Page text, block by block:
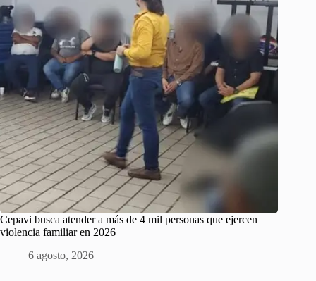
Cepavi busca atender a más de 4 mil personas que ejercen
violencia familiar en 2026
6 agosto, 2026